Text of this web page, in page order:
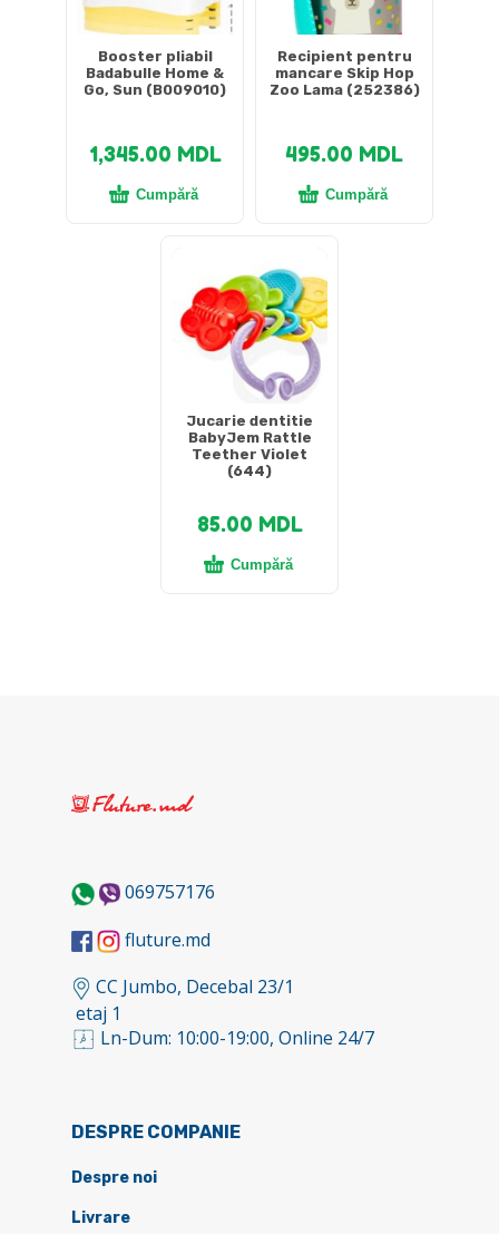
Booster pliabil
Badabulle Home &
Go, Sun (B009010)
1,345.00 MDL
Cumpără
Recipient pentru
mancare Skip Hop
Zoo Lama (252386)
495.00 MDL
Cumpără
Jucarie dentitie
BabyJem Rattle
Teether Violet
(644)
85.00 MDL
Cumpără
069757176
fluture.md
CC Jumbo, Decebal 23/1
etaj 1
Ln-Dum: 10:00-19:00, Online 24/7
DESPRE COMPANIE
Despre noi
Livrare